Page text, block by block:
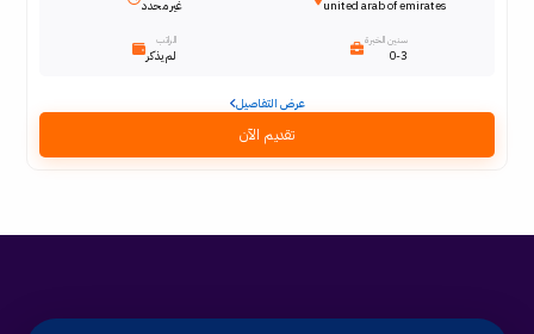
united arab of emirates غير محدد
سنين الخبرة
0-3
الراتب
لم يذكر
عرض التفاصيل
تقديم الآن